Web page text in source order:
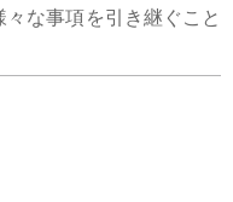
な事項を引き継ぐこと